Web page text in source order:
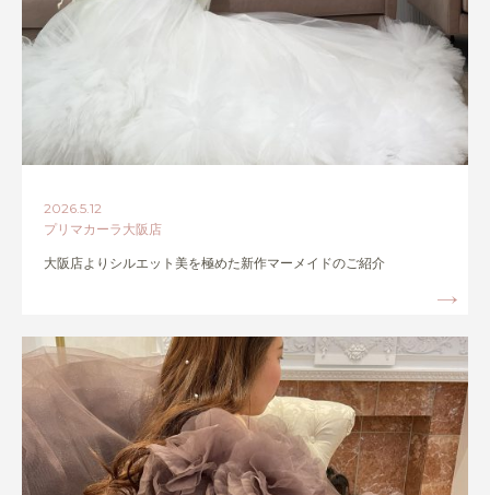
2026.5.12
プリマカーラ大阪店
大阪店よりシルエット美を極めた新作マーメイドのご紹介